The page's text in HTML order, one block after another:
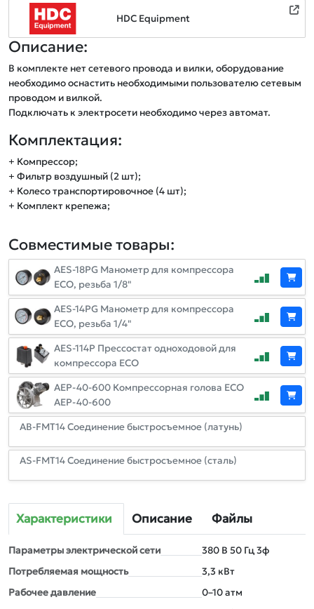
HDC Equipment
Описание:
В комплекте нет сетевого провода и вилки, оборудование
необходимо оснастить необходимыми пользователю сетевым
проводом и вилкой.
Подключать к электросети необходимо через автомат.
Комплектация:
+ Компрессор;
+ Фильтр воздушный (2 шт);
+ Колесо транспортировочное (4 шт);
+ Комплект крепежа;
Совместимые товары:
AES-18PG Манометр для компрессора
ЕСО, резьба 1/8"
AES-14PG Манометр для компрессора
ЕСО, резьба 1/4"
AES-114P Прессостат одноходовой для
компрессора ECO
AEP-40-600 Компрессорная голова ECO
AEP-40-600
AB-FMT14 Соединение быстросъемное (латунь)
AS-FMT14 Соединение быстросъемное (сталь)
Характеристики Описание Файлы
Параметры электрической сети
380 В 50 Гц 3ф
Потребляемая мощность
3,3 кВт
Рабочее давление
0–10 атм